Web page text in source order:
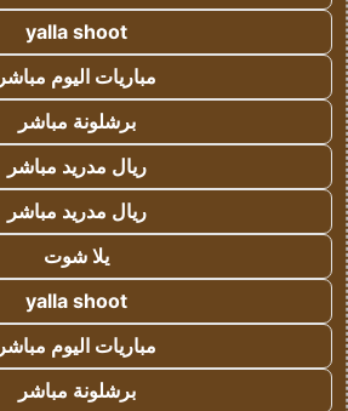
yalla shoot
مباريات اليوم مباشر
برشلونة مباشر
ريال مدريد مباشر
ريال مدريد مباشر
يلا شوت
yalla shoot
مباريات اليوم مباشر
برشلونة مباشر